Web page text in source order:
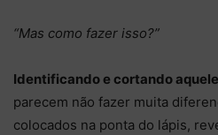
“Mas como fazer isso?”
Identificando e cortando
parecem não fazer muita
colocados na ponta do lápis,